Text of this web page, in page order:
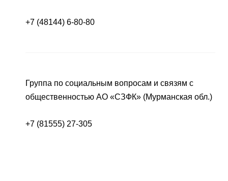
+7 (48144) 6-80-80
Группа по социальным вопросам и связям с
общественностью АО «СЗФК» (Мурманская обл.)
+7 (81555) 27-305